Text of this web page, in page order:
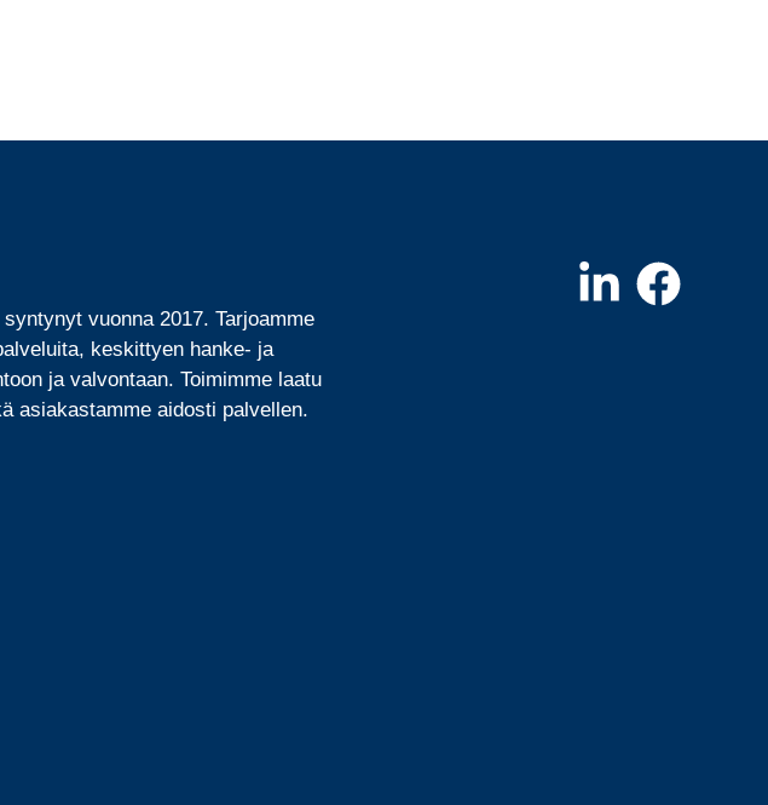
vuonna 2017. Tarjoamme
keskittyen hanke- ja
ja valvontaan. Toimimme laatu
asiakastamme aidosti palvellen.